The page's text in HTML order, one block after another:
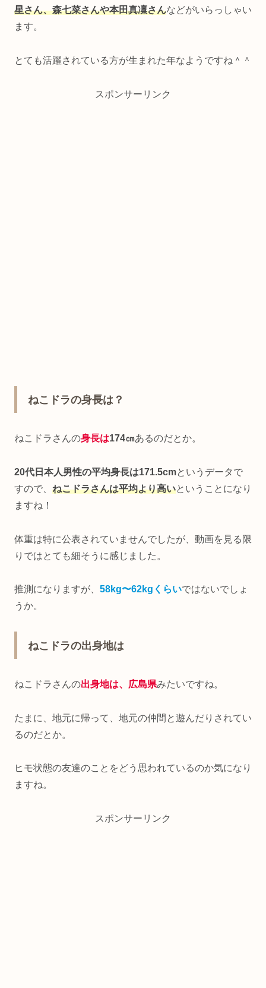
星さん、森七菜さんや本田真凜さんなどがいらっしゃい
ます。
とても活躍されている方が生まれた年なようですね＾＾
スポンサーリンク
ねこドラの身長は？
ねこドラさんの身長は174㎝あるのだとか。
20代日本人男性の平均身長は171.5cmというデータで
すので、 ねこドラさんは平均より高いということになり
ますね！
体重は特に公表されていませんでしたが、動画を見る限
りではとても細そうに感じました。
推測になりますが、 58kg〜62kgくらいではないでしょ
うか。
ねこドラの出身地は
ねこドラさんの出身地は、広島県みたいですね。
たまに、地元に帰って、地元の仲間と遊んだりされてい
るのだとか。
ヒモ状態の友達のことをどう思われているのか気になり
ますね。
スポンサーリンク